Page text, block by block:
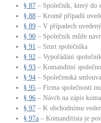
§ 87 – Společník, který do
§ 88 – Kromě případů
§ 89 – V případech
§ 90 – Společník může
§ 91 – Smrt společníka
§ 92 – Vypořádání
§ 93 – Komanditní
§ 94 – Společenská
§ 95 – Firma společnosti
§ 96 – Návrh na zápis
§ 97 – K obchodnímu
§ 97a – Komanditista je